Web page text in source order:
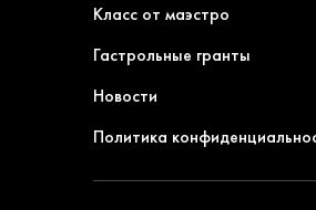
Класс от маэстро
Гастрольные гранты
Новости
Политика